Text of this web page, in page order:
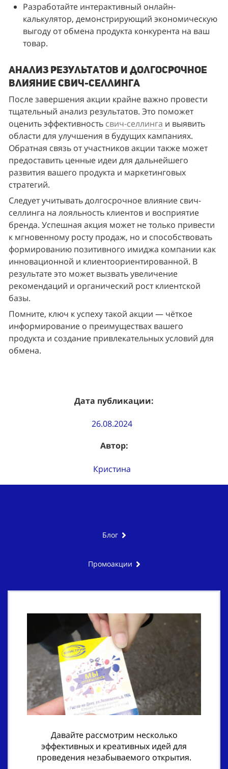
Разработайте интерактивный онлайн-
калькулятор, демонстрирующий экономическую
выгоду от обмена продукта конкурента на ваш
товар.
Анализ результатов и долгосрочное
влияние свич-селлинга
После завершения акции крайне важно провести
тщательный анализ результатов. Это поможет
оценить эффективность свич-селлинга и выявить
области для улучшения в будущих кампаниях.
Обратная связь от участников акции также может
предоставить ценные идеи для дальнейшего
развития вашего продукта и маркетинговых
стратегий.
Следует учитывать долгосрочное влияние свич-
селлинга на лояльность клиентов и восприятие
бренда. Успешная акция может не только привести
к мгновенному росту продаж, но и способствовать
формированию позитивного имиджа компании как
инновационной и клиентоориентированной. В
результате это может вызвать увеличение
рекомендаций и органический рост клиентской
базы.
Помните, ключ к успеху такой акции — чёткое
информирование о преимуществах вашего
продукта и создание привлекательных условий для
обмена.
Дата публикации:
26.08.2024
Автор:
Кристина
Блог
Промоакции
Давайте рассмотрим несколько
эффективных и креативных идей для
проведения незабываемого открытия.